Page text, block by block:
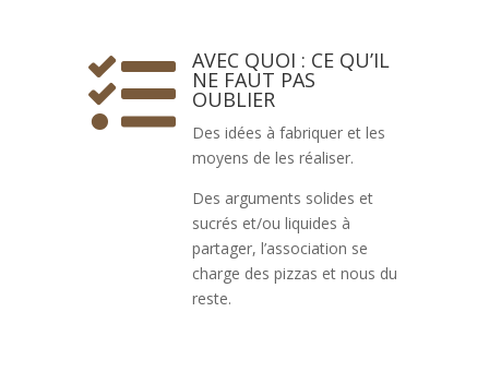
 AVEC QUOI : CE QU’IL
NE FAUT PAS
OUBLIER
Des idées à fabriquer et les
moyens de les réaliser.
Des arguments solides et
sucrés et/ou liquides à
partager, l’association se
charge des pizzas et nous du
reste.